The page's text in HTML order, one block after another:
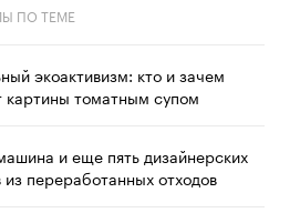
ПО ТЕМЕ
экоактивизм: кто и зачем
картины томатным супом
и еще пять дизайнерских
из переработанных отходов